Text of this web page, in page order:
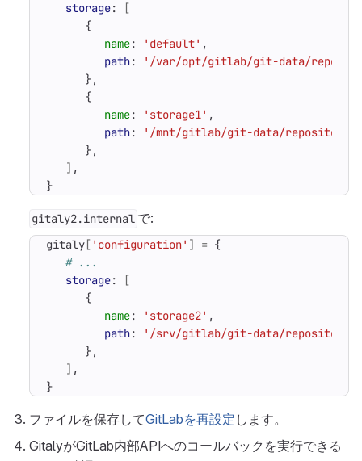
storage:
[
{
name: 'default' ,
path:
'/var/opt/gitlab/git-data/
},
{
name: 'storage1' ,
path:
'/mnt/gitlab/git-data/
},
] ,
}
gitaly2.internal で:
gitaly[ 'configuration' ] = {
# ...
storage:
[
{
name: 'storage2' ,
path:
'/srv/gitlab/git-data/
},
] ,
}
ファイルを保存してGitLabを再設定 します。
GitalyがGitLab内部APIへのコールバックを実行できる